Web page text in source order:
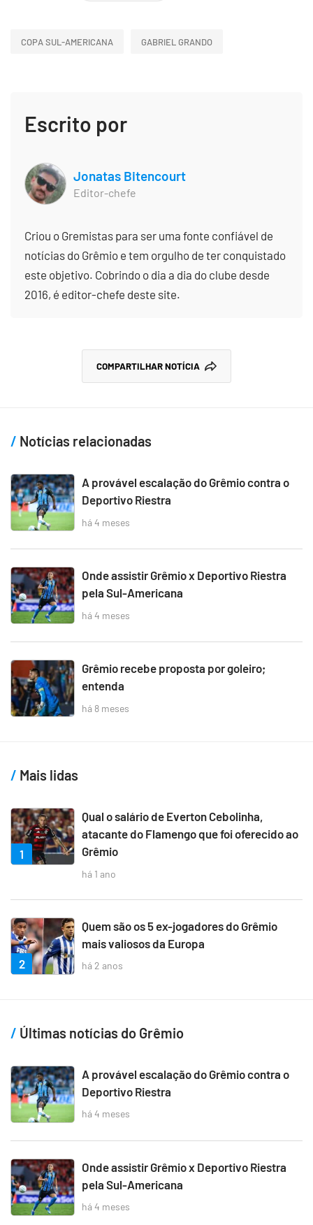
COPA SUL-AMERICANA GABRIEL GRANDO
Escrito por
Jonatas Bitencourt
Editor-chefe
Criou o Gremistas para ser uma fonte confiável de
notícias do Grêmio e tem orgulho de ter conquistado
este objetivo. Cobrindo o dia a dia do clube desde
2016, é editor-chefe deste site.
COMPARTILHAR NOTÍCIA
Notícias relacionadas
A provável escalação do Grêmio contra o
Deportivo Riestra
há 4 meses
Onde assistir Grêmio x Deportivo Riestra
pela Sul-Americana
há 4 meses
Grêmio recebe proposta por goleiro;
entenda
há 8 meses
Mais lidas
1
Qual o salário de Everton Cebolinha,
atacante do Flamengo que foi oferecido ao
Grêmio
há 1 ano
2
Quem são os 5 ex-jogadores do Grêmio
mais valiosos da Europa
há 2 anos
Últimas notícias do Grêmio
A provável escalação do Grêmio contra o
Deportivo Riestra
há 4 meses
Onde assistir Grêmio x Deportivo Riestra
pela Sul-Americana
há 4 meses